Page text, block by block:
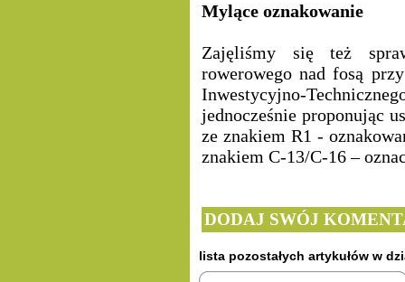
Mylące oznakowanie
Zajęliśmy się też
rowerowego nad fosą
Inwestycyjno-
jednocześnie proponując
ze znakiem R1 -
znakiem C-13/C-16 –
DODAJ SWÓJ
lista pozostałych artykułów w